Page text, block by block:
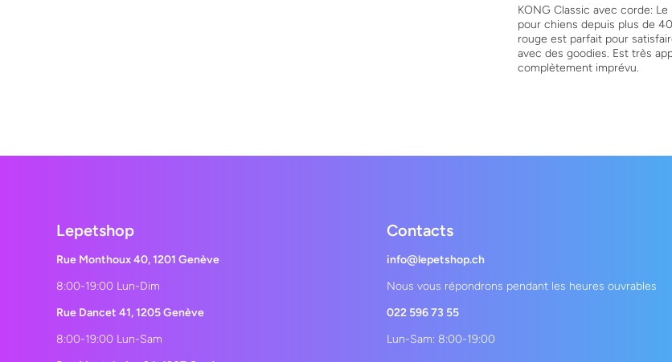
KONG Classic avec corde:
pour chiens depuis plus de
rouge est parfait pour
avec des goodies. Est très
complètement imprévu.
Lepetshop
Rue Monthoux 40, 1201 Genève
8:00-19:00 Lun-Dim
Rue Dancet 41, 1205 Genève
8:00-19:00 Lun-Sam
Contacts
info@lepetshop.ch
Nous vous répondrons pendant les heures ouvrables
022 596 73 55
Lun-Sam: 8:00-19:00